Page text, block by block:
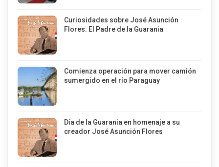
Curiosidades sobre José Asunción
Flores: El Padre de la Guarania
Comienza operación para mover camión
sumergido en el río Paraguay
Día de la Guarania en homenaje a su
creador José Asunción Flores